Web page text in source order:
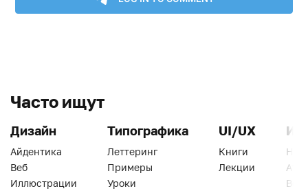
Часто ищут
Дизайн
Айдентика
Веб
Иллюстрации
Типографика
Леттеринг
Примеры
Уроки
UI/UX
Книги
Лекции
Веб